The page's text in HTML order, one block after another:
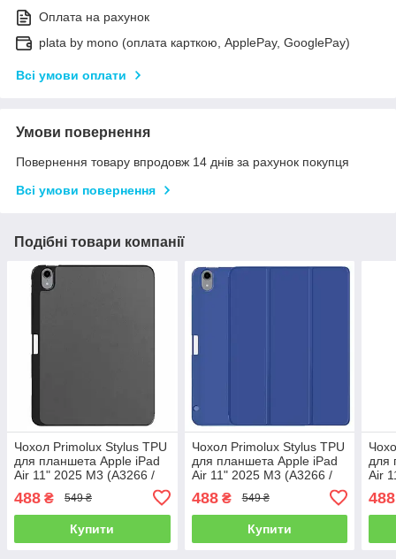
Оплата на рахунок
plata by mono (оплата карткою, ApplePay, GooglePay)
Всі умови оплати
Умови повернення
Повернення товару впродовж 14 днів за рахунок покупця
Всі умови повернення
Подібні товари компанії
Чохол Primolux Stylus TPU
для планшета Apple iPad
Air 11" 2025 M3 (A3266 /
488 ₴ 549 ₴
Купити
Чохол Primolux Stylus TPU
для планшета Apple iPad
Air 11" 2025 M3 (A3266 /
488₴ 549 ₴
Купити
для
Air
488